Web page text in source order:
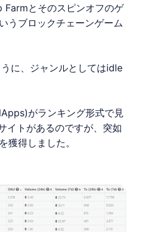
Farmとそのスピンオフのゲ
う ブロックチェーンゲーム
に、ジャンルとしてはidle
)がランキング形式で見
イトがあるのですが、突如
獲得しました。